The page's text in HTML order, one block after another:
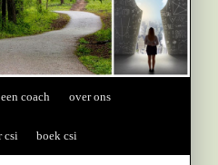
inhoud
coach over ons
csi boek csi